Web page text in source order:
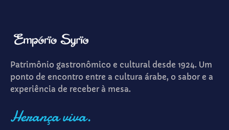
Patrimônio gastronômico e cultural desde 1924. Um
ponto de encontro entre a cultura árabe, o sabor e a
experiência de receber à mesa.
Herança viva.